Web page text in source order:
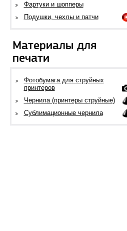
Фартуки и шопперы
Подушки, чехлы и патчи
Материалы для
печати
Фотобумага для струйных
принтеров
Чернила (принтеры струйные)
Сублимационные чернила